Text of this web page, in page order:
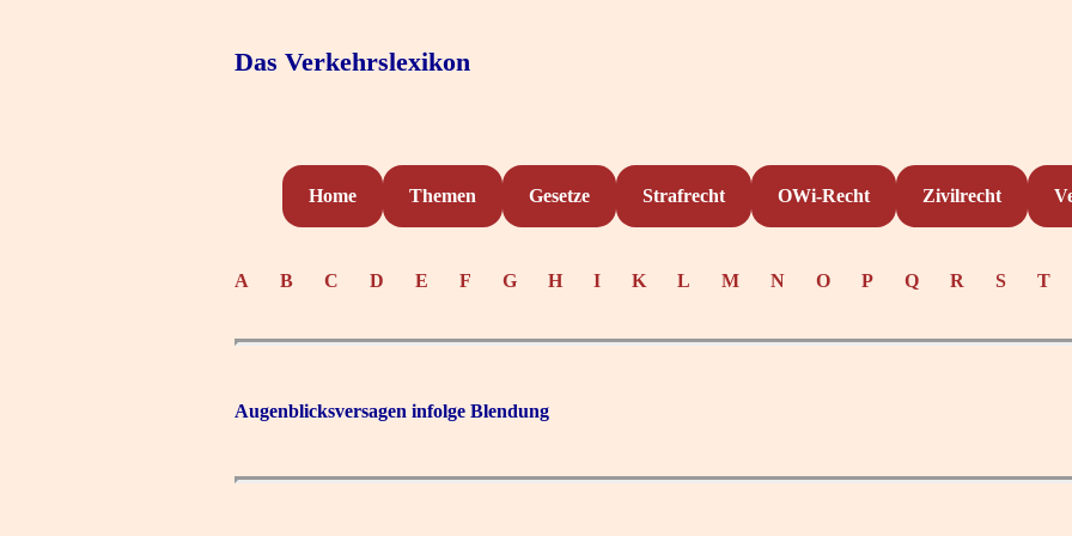
Das Verkehrslexikon
Home Themen Gesetze Strafrecht OWi-Recht Zivilrecht
A B C D E F G H I K L M N O P Q R S T
Augenblicksversagen infolge Blendung